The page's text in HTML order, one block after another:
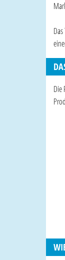
Die